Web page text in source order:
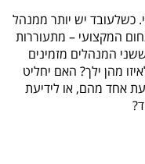
כשלעובד יש יותר ממנהל
המקצועי – מתעוררות
המנהלים מזמינים
מהן ילך? האם יחליט
אחד מהם, או לידיעת